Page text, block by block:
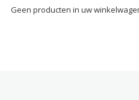
Geen producten in uw